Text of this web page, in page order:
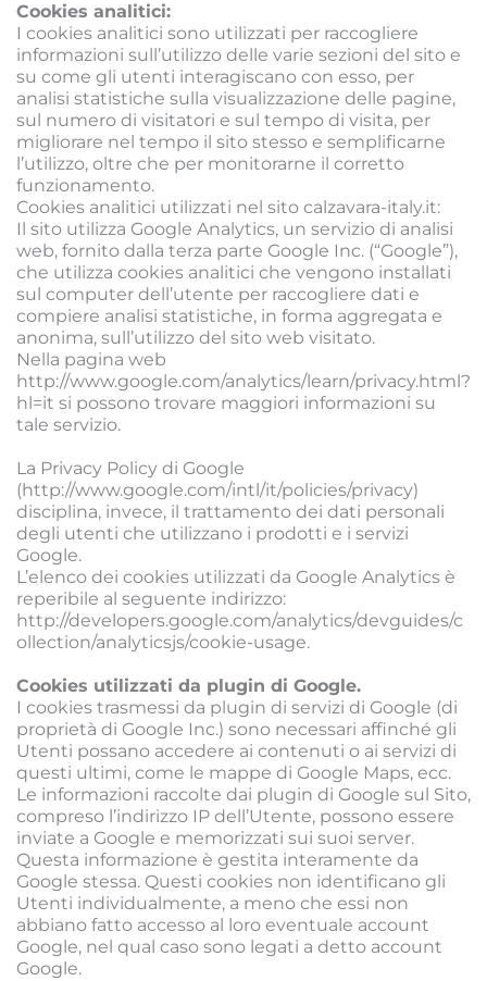
Cookies analitici:
I cookies analitici sono utilizzati per raccogliere
informazioni sull’utilizzo delle varie sezioni del sito e
su come gli utenti interagiscano con esso, per
analisi statistiche sulla visualizzazione delle pagine,
sul numero di visitatori e sul tempo di visita, per
migliorare nel tempo il sito stesso e semplificarne
l’utilizzo, oltre che per monitorarne il corretto
funzionamento.
Cookies analitici utilizzati nel sito calzavara-italy.it:
Il sito utilizza Google Analytics, un servizio di analisi
web, fornito dalla terza parte Google Inc. (“Google”),
che utilizza cookies analitici che vengono installati
sul computer dell’utente per raccogliere dati e
compiere analisi statistiche, in forma aggregata e
anonima, sull’utilizzo del sito web visitato.
Nella pagina web
http://www.google.com/analytics/learn/privacy.html?
hl=it si possono trovare maggiori informazioni su
tale servizio.
La Privacy Policy di Google
(http://www.google.com/intl/it/policies/privacy)
disciplina, invece, il trattamento dei dati personali
degli utenti che utilizzano i prodotti e i servizi
Google.
L’elenco dei cookies utilizzati da Google Analytics è
reperibile al seguente indirizzo:
http://developers.google.com/analytics/devguides/c
ollection/analyticsjs/cookie-usage.
Cookies utilizzati da plugin di Google.
I cookies trasmessi da plugin di servizi di Google (di
proprietà di Google Inc.) sono necessari affinché gli
Utenti possano accedere ai contenuti o ai servizi di
questi ultimi, come le mappe di Google Maps, ecc.
Le informazioni raccolte dai plugin di Google sul Sito,
compreso l’indirizzo IP dell’Utente, possono essere
inviate a Google e memorizzati sui suoi server.
Questa informazione è gestita interamente da
Google stessa. Questi cookies non identificano gli
Utenti individualmente, a meno che essi non
abbiano fatto accesso al loro eventuale account
Google, nel qual caso sono legati a detto account
Google.